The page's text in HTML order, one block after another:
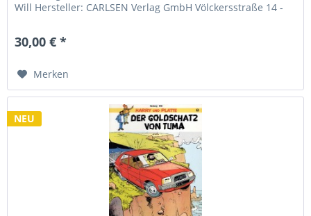
Will Hersteller: CARLSEN Verlag GmbH Völckersstraße 14 -
30,00 € *
Merken
NEU